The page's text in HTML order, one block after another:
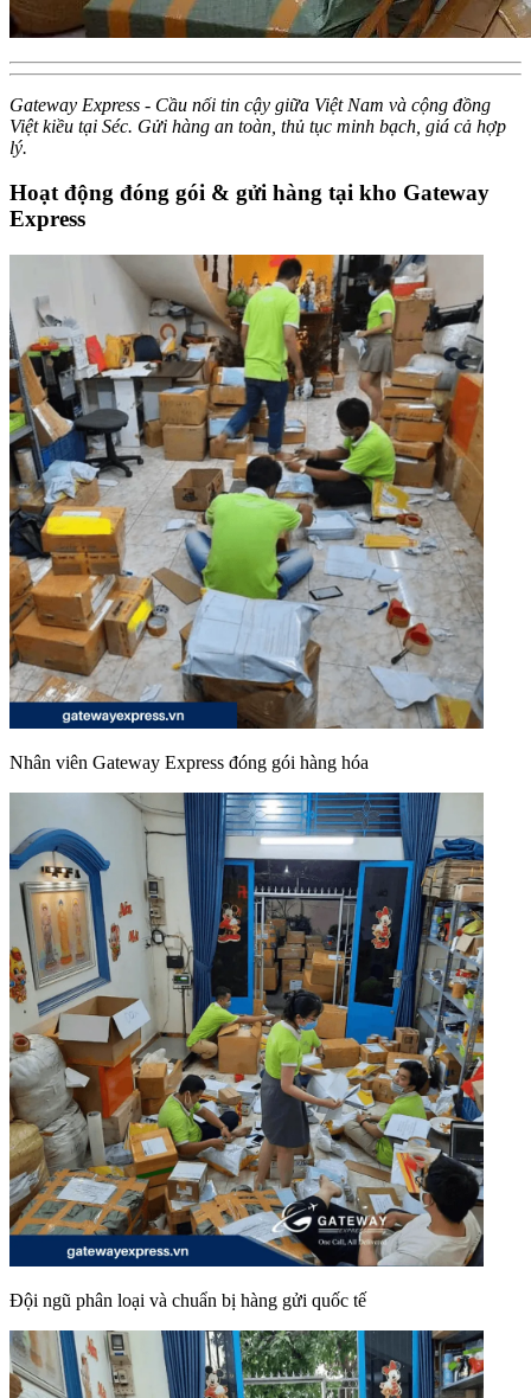
Gateway Express - Cầu nối tin cậy giữa Việt Nam và cộng đồng
Việt kiều tại Séc. Gửi hàng an toàn, thủ tục minh bạch, giá cả hợp
lý.
Hoạt động đóng gói & gửi hàng tại kho Gateway
Express
Nhân viên Gateway Express đóng gói hàng hóa
Đội ngũ phân loại và chuẩn bị hàng gửi quốc tế